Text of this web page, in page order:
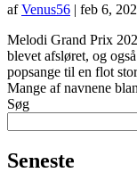
afVenus56 | feb 6,
Melodi Grand Prix
blevet afsløret, og
popsange til en flot
Mange af navnene
Søg
Seneste